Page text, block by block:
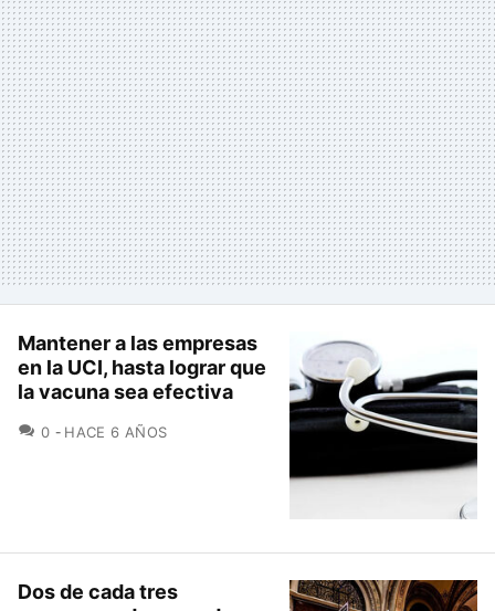
Mantener a las empresas
en la UCI, hasta lograr que
la vacuna sea efectiva
0 COMENTARIOS
HACE 6 AÑOS
Dos de cada tres